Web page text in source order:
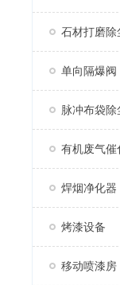
石材打磨除
单向隔爆阀
脉冲布袋除
有机废气催
焊烟净化器
烤漆设备
移动喷漆房